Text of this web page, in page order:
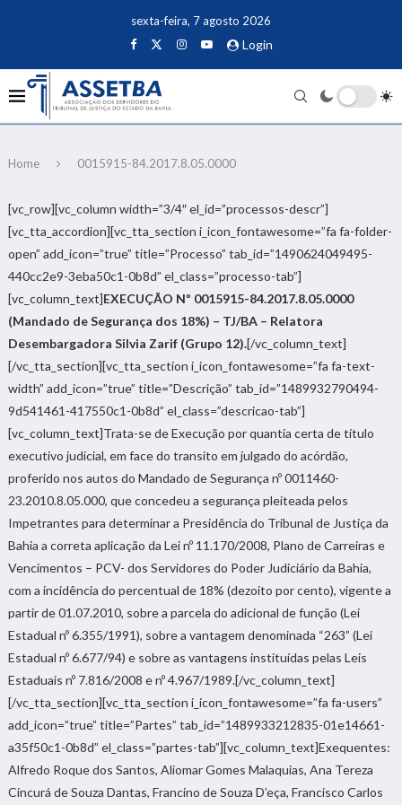
sexta-feira, 7 agosto 2026
Login
Home 0015915-84.2017.8.05.0000
[vc_row][vc_column width=”3/4″ el_id=”processos-descr”]
[vc_tta_accordion][vc_tta_section i_icon_fontawesome=”fa fa-folder-
open” add_icon=”true” title=”Processo” tab_id=”1490624049495-
440cc2e9-3eba50c1-0b8d” el_class=”processo-tab”]
[vc_column_text]EXECUÇÃO Nº 0015915-84.2017.8.05.0000
(Mandado de Segurança dos 18%) – TJ/BA – Relatora
Desembargadora Silvia Zarif (Grupo 12).[/vc_column_text]
[/vc_tta_section][vc_tta_section i_icon_fontawesome=”fa fa-text-
width” add_icon=”true” title=”Descrição” tab_id=”1489932790494-
9d541461-417550c1-0b8d” el_class=”descricao-tab”]
[vc_column_text]Trata-se de Execução por quantia certa de título
executivo judicial, em face do transito em julgado do acórdão,
proferido nos autos do Mandado de Segurança nº 0011460-
23.2010.8.05.000, que concedeu a segurança pleiteada pelos
Impetrantes para determinar a Presidência do Tribunal de Justiça da
Bahia a correta aplicação da Lei nº 11.170/2008, Plano de Carreiras e
Vencimentos – PCV- dos Servidores do Poder Judiciário da Bahia,
com a incidência do percentual de 18% (dezoito por cento), vigente a
partir de 01.07.2010, sobre a parcela do adicional de função (Lei
Estadual nº 6.355/1991), sobre a vantagem denominada “263” (Lei
Estadual nº 6.677/94) e sobre as vantagens instituídas pelas Leis
Estaduais nº 7.816/2008 e nº 4.967/1989.[/vc_column_text]
[/vc_tta_section][vc_tta_section i_icon_fontawesome=”fa fa-users”
add_icon=”true” title=”Partes” tab_id=”1489933212835-01e14661-
a35f50c1-0b8d” el_class=”partes-tab”][vc_column_text]Exequentes:
Alfredo Roque dos Santos, Aliomar Gomes Malaquias, Ana Tereza
Cincurá de Souza Dantas, Francino de Souza D’eça, Francisco Carlos